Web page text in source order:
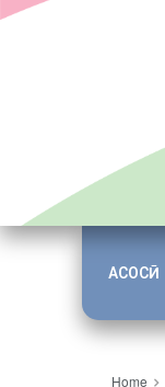
АСОСӢ
Home